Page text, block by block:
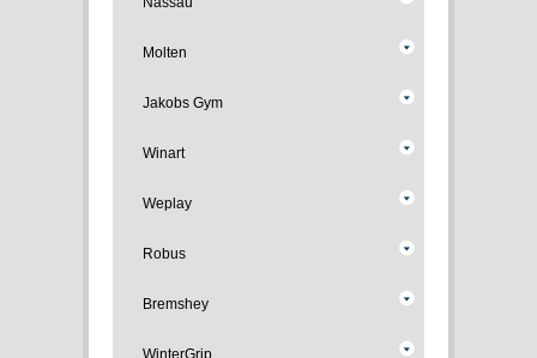
Molten
Jakobs Gym
Winart
Weplay
Robus
Bremshey
WinterGrip